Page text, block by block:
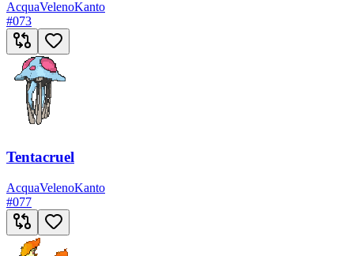
AcquaVelenoKanto
#073
Tentacruel
AcquaVelenoKanto
#077